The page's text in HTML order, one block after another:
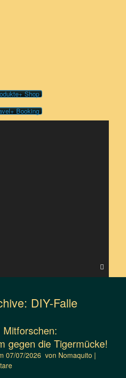
Shop
Booking
DIY-Falle
gegen die Tigermücke!
07/07/2026 von Nomaquito |